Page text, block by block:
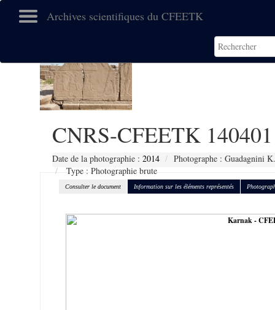
Archives scientifiques du CFEETK
CNRS-CFEETK 140401
Date de la photographie : 2014
Photographe : Guadagnini K.
Type : Photographie brute
Consulter le document Information sur les éléments représentés